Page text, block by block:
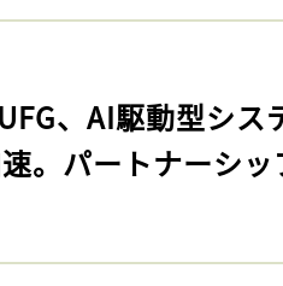
、AI駆動型シ
。パートナーシ